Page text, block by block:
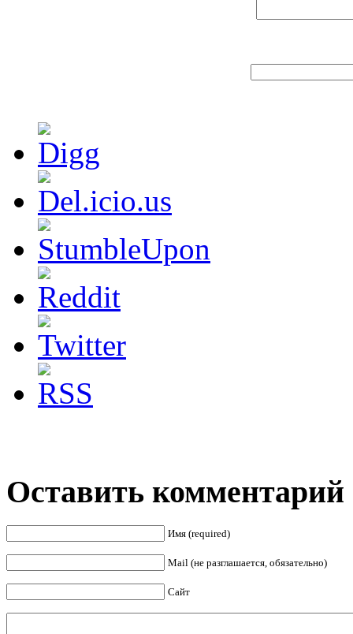
Оставить комментарий
Имя (required)
Mail (не разглашается, обязательно)
Сайт